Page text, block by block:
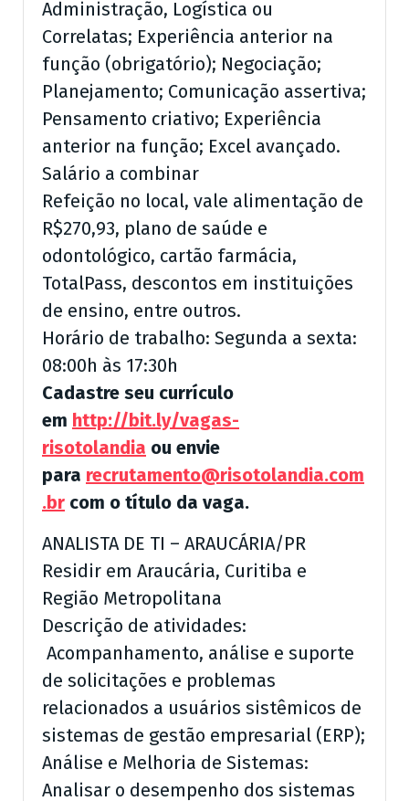
Administração, Logística ou
Correlatas; Experiência anterior na
função (obrigatório); Negociação;
Planejamento; Comunicação assertiva;
Pensamento criativo; Experiência
anterior na função; Excel avançado.
Salário a combinar
Refeição no local, vale alimentação de
R$270,93, plano de saúde e
odontológico, cartão farmácia,
TotalPass, descontos em instituições
de ensino, entre outros.
Horário de trabalho: Segunda a sexta:
08:00h às 17:30h
Cadastre seu currículo
em http://bit.ly/vagas-
risotolandia ou envie
para recrutamento@risotolandia.com
.br com o título da vaga.
ANALISTA DE TI – ARAUCÁRIA/PR
Residir em Araucária, Curitiba e
Região Metropolitana
Descrição de atividades:
Acompanhamento, análise e suporte
de solicitações e problemas
relacionados a usuários sistêmicos de
sistemas de gestão empresarial (ERP);
Análise e Melhoria de Sistemas:
Analisar o desempenho dos sistemas